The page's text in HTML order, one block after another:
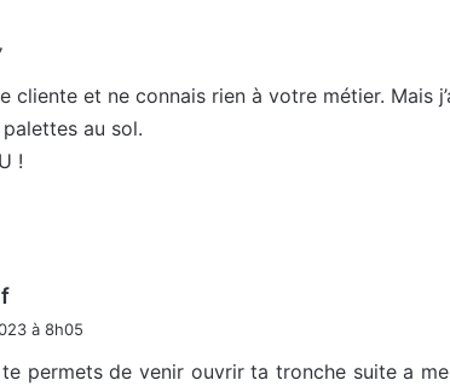
cliente et ne connais rien à votre métier. Mais
au sol.
!
i
à 8h05
permets de venir ouvrir ta tronche suite a